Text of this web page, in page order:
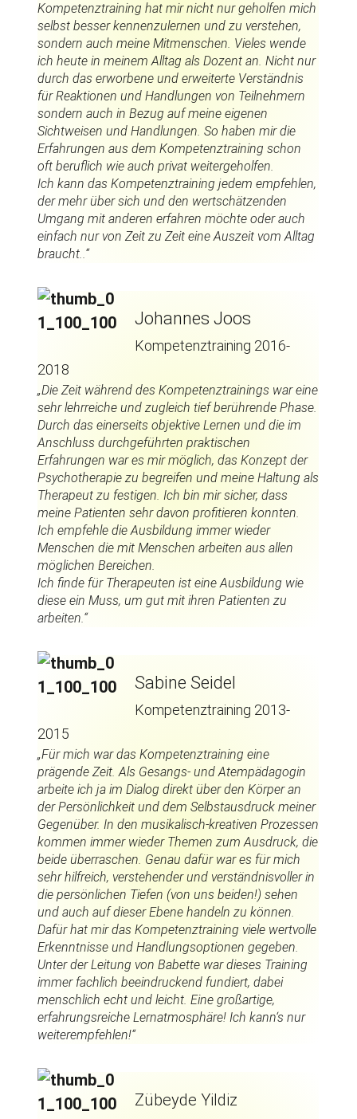
Kompetenztraining hat mir nicht nur geholfen mich
selbst besser kennenzulernen und zu verstehen,
sondern auch meine Mitmenschen. Vieles wende
ich heute in meinem Alltag als Dozent an. Nicht nur
durch das erworbene und erweiterte Verständnis
für Reaktionen und Handlungen von Teilnehmern
sondern auch in Bezug auf meine eigenen
Sichtweisen und Handlungen. So haben mir die
Erfahrungen aus dem Kompetenztraining schon
oft beruflich wie auch privat weitergeholfen.
Ich kann das Kompetenztraining jedem empfehlen,
der mehr über sich und den wertschätzenden
Umgang mit anderen erfahren möchte oder auch
einfach nur von Zeit zu Zeit eine Auszeit vom Alltag
braucht..“
Johannes Joos
Kompetenztraining 2016-
2018
„Die Zeit während des Kompetenztrainings war eine
sehr lehrreiche und zugleich tief berührende Phase.
Durch das einerseits objektive Lernen und die im
Anschluss durchgeführten praktischen
Erfahrungen war es mir möglich, das Konzept der
Psychotherapie zu begreifen und meine Haltung als
Therapeut zu festigen. Ich bin mir sicher, dass
meine Patienten sehr davon profitieren konnten.
Ich empfehle die Ausbildung immer wieder
Menschen die mit Menschen arbeiten aus allen
möglichen Bereichen.
Ich finde für Therapeuten ist eine Ausbildung wie
diese ein Muss, um gut mit ihren Patienten zu
arbeiten.“
Sabine Seidel
Kompetenztraining 2013-
2015
„Für mich war das Kompetenztraining eine
prägende Zeit. Als Gesangs- und Atempädagogin
arbeite ich ja im Dialog direkt über den Körper an
der Persönlichkeit und dem Selbstausdruck meiner
Gegenüber. In den musikalisch-kreativen Prozessen
kommen immer wieder Themen zum Ausdruck, die
beide überraschen. Genau dafür war es für mich
sehr hilfreich, verstehender und verständnisvoller in
die persönlichen Tiefen (von uns beiden!) sehen
und auch auf dieser Ebene handeln zu können.
Dafür hat mir das Kompetenztraining viele wertvolle
Erkenntnisse und Handlungsoptionen gegeben.
Unter der Leitung von Babette war dieses Training
immer fachlich beeindruckend fundiert, dabei
menschlich echt und leicht. Eine großartige,
erfahrungsreiche Lernatmosphäre! Ich kann‘s nur
weiterempfehlen!“
Zübeyde Yildiz